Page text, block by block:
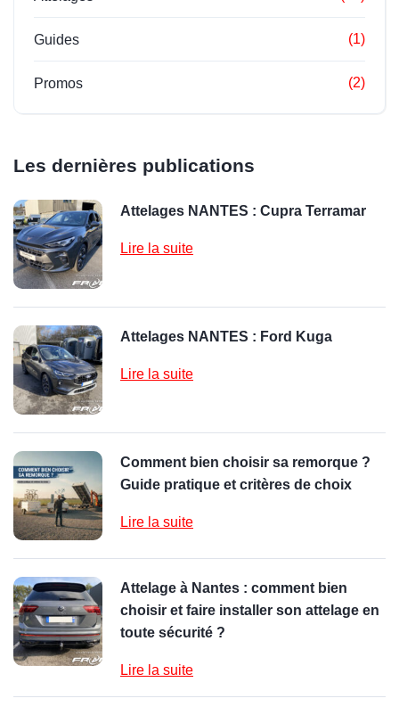
Guides (1)
Promos (2)
Les dernières publications
Attelages NANTES : Cupra Terramar
Lire la suite
Attelages NANTES : Ford Kuga
Lire la suite
Comment bien choisir sa remorque ?
Guide pratique et critères de choix
Lire la suite
Attelage à Nantes : comment bien
choisir et faire installer son attelage en
toute sécurité ?
Lire la suite